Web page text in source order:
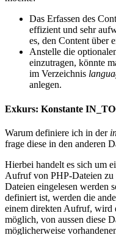
Das Erfassen des
effizient und sehr
es, den Content über
Anstelle die
einzutragen, könnte
im Verzeichnis
anlegen.
Exkurs: Konstante
Warum definiere ich in der
frage diese in den anderen
Hierbei handelt es sich um
Aufruf von PHP-Dateien zu
Dateien eingelesen werden
definiert ist, werden die
einem direkten Aufruf, wird
möglich, von aussen diese
möglicherweise